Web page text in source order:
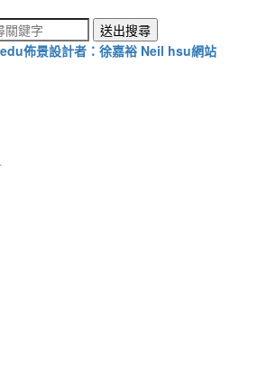
送出搜尋
佈景設計者：徐嘉裕 Neil hsu網站